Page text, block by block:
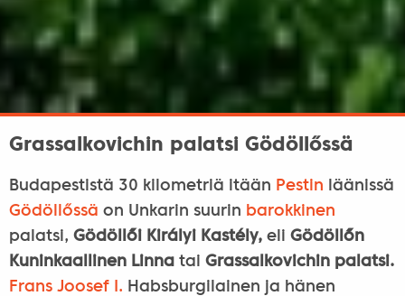
Grassalkovichin palatsi Gödöllőssä
Budapestistä 30 kilometriä itään Pestin läänissä
Gödöllőssä on Unkarin suurin barokkinen
palatsi, Gödöllői Királyi Kastély,eli Gödöllőn
Kuninkaallinen Linna tai Grassalkovichin palatsi.
Frans Joosef I. Habsburgilainen ja hänen